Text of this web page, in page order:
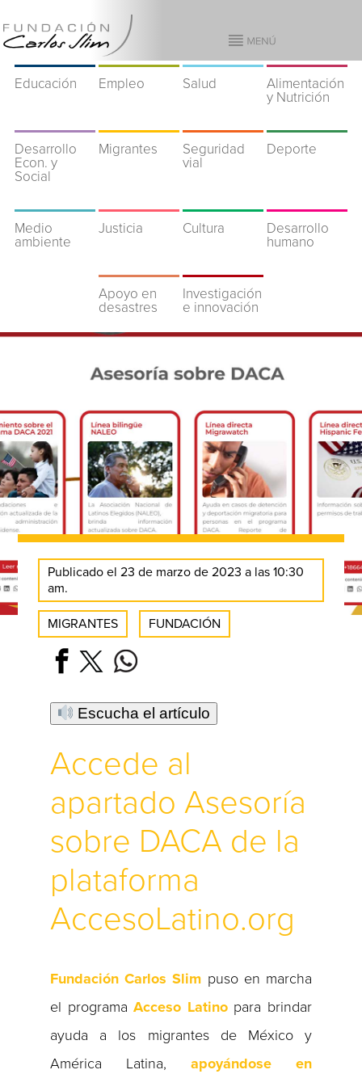
Educación Empleo Salud
Alimentación
y Nutrición
Desarrollo
Econ. y
Social
Migrantes
Seguridad
vial
Deporte
Medio
ambiente
Justicia Cultura
Desarrollo
humano
Apoyo en
desastres
Investigación
e innovación
Publicado el 23 de marzo de 2023 a las 10:30
am.
MIGRANTES FUNDACIÓN
Escucha el artículo
Accede al
apartado Asesoría
sobre DACA de la
plataforma
AccesoLatino.org
Fundación Carlos Slim puso en marcha
el programaAcceso Latinopara brindar
ayuda a los migrantes de México y
América Latina, apoyándose en